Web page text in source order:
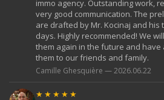
immo agency. Outstanding work,
very good communication. The
are drafted by Mr. Kocinaj and his
days. Highly recommended! We
them again in the future and
them to our friends and family.
Camille Ghesquière — 2026.06.22
★★★★★